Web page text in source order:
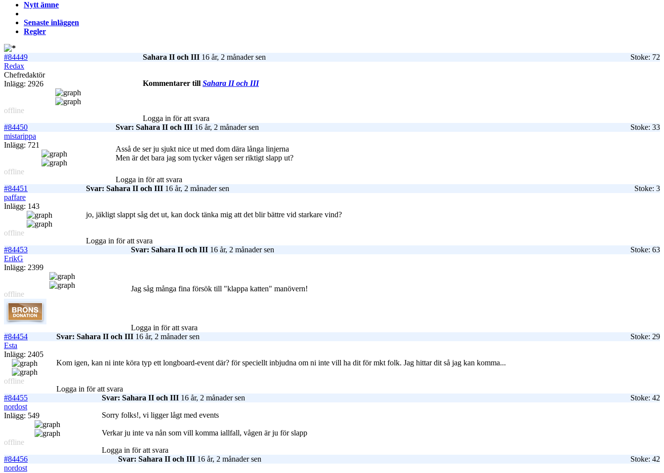
Nytt ämne
Senaste inläggen
Regler
#84449 Sahara II och III 16 år, 2 månader sen
Stoke: 72
Redax
Chefredaktör
Inlägg: 2926
offline
Kommentarer till Sahara II och III
Logga in för att svara
#84450
Svar: Sahara II och III 16 år, 2 månader sen
Stoke: 33
mistarippa
Inlägg: 721
offline
Asså de ser ju sjukt nice ut med dom dära långa linjerna
Men är det bara jag som tycker vågen ser riktigt slapp ut?
Logga in för att svara
#84451
Svar: Sahara II och III 16 år, 2 månader sen
Stoke: 3
paffare
Inlägg: 143
offline
jo, jäkligt slappt såg det ut, kan dock tänka mig att det blir bättre vid starkare vind?
Logga in för att svara
#84453
Svar: Sahara II och III 16 år, 2 månader sen
Stoke: 63
ErikG
Inlägg: 2399
offline
Jag såg många fina försök till "klappa katten" manövern!
Logga in för att svara
#84454
Svar: Sahara II och III 16 år, 2 månader sen
Stoke: 29
Esta
Inlägg: 2405
offline
Kom igen, kan ni inte köra typ ett longboard-event där? för speciellt inbjudna om ni inte vill ha dit för mkt folk. Jag hittar dit så jag kan komma...
Logga in för att svara
#84455
Svar: Sahara II och III 16 år, 2 månader sen
Stoke: 42
nordost
Inlägg: 549
offline
Sorry folks!, vi ligger lågt med events
Verkar ju inte va nån som vill komma iallfall, vågen är ju för slapp
Logga in för att svara
#84456
Svar: Sahara II och III 16 år, 2 månader sen
Stoke: 42
nordost